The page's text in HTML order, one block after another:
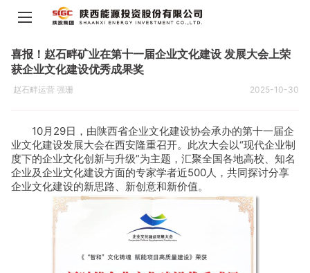
喜报！赵石畔矿业在第十一届企业文化建设 发展大会上荣
获企业文化建设优秀成果奖
赵石畔运营 强珊 2025-10-30
10月29日，由陕西省企业文化建设协会承办的第十一届企
业文化建设发展大会在西安隆重召开。此次大会以“现代企业制
度下的企业文化创新与升级”为主题，汇聚全国各地高校、知名
企业及企业文化建设方面的专家学者近500人，共同探讨分享
企业文化建设的新思路、新创意和新价值。